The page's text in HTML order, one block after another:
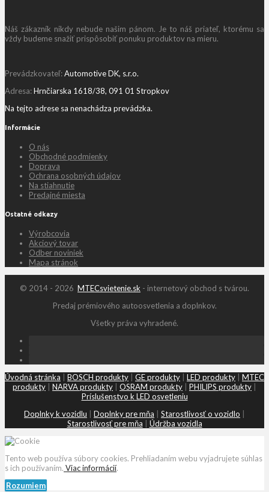
Náš zákazník nikdy nebude našim pánom. Je to náš priateľ, ktorému sa
vždy budeme snažiť prispôsobiť ponuku produktov na mieru.
Prevádzkovateľ:Automotive DK, s.r.o.
Adresa:Hrnčiarska 1618/38, 091 01 Stropkov
Na tejto adrese sa nenachádza prevádzka.
Informácie
O nás
Obchodné podmienky
Doprava
Ochrana osobných údajov
Na stiahnutie
Predajné miesta
Ostatné odkazy
Výrobcovia
Akciový tovar
Odber noviniek
Mapa stránok
© 2014 - 2026 MTECsvietenie.sk - internetový obchod s tvárou.
Predaj prémiového autoosvetlenia a doplnkov.
Všetky práva vyhradené.
Úvodná stránka BOSCH produkty GE produkty LED produkty
MTEC
produkty
NARVA produkty OSRAM produkty PHILIPS produkty
Príslušenstvo k LED osvetleniu
Doplnky k vozidlu
Doplnky pre mňa Starostlivosť o vozidlo
Starostlivosť pre mňa
Údržba vozidla
Tento web používa súbory cookies. Prehliadaním webu vyjadrujete súhlas
s ich používaním. Viac informácií.
Rozumiem